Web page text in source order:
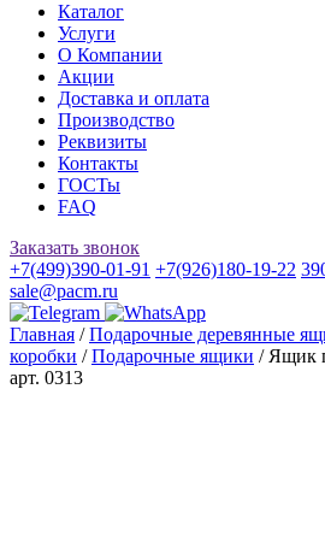
Каталог
Услуги
О Компании
Акции
Доставка и оплата
Производство
Реквизиты
Контакты
ГОСТы
FAQ
Заказать звонок
+7(499)390-01-91 +7(926)180-19-22
sale@pacm.ru
Главная /Подарочные деревянные
коробки /Подарочные ящики / Ящик
арт. 0313